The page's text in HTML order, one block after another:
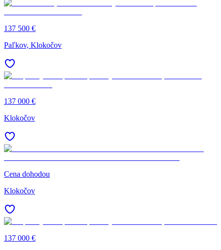
137 500 €
Paľkov, Klokočov
137 000 €
Klokočov
Cena dohodou
Klokočov
137 000 €